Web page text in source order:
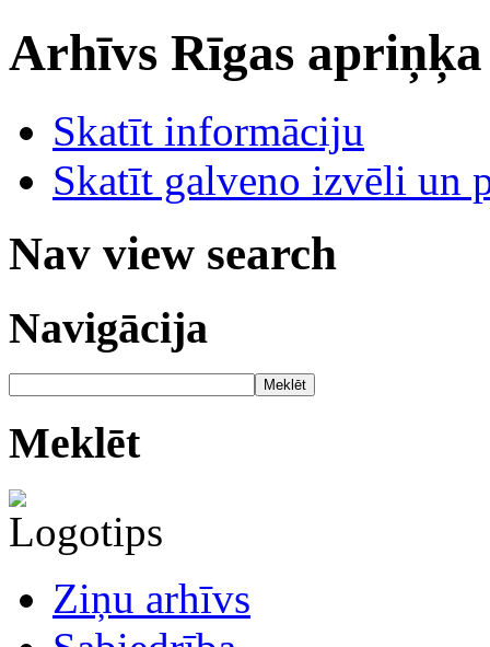
Arhīvs Rīgas
Skatīt informāciju
Skatīt galveno izvēli un
Nav view search
Navigācija
Meklēt
Meklēt
Ziņu arhīvs